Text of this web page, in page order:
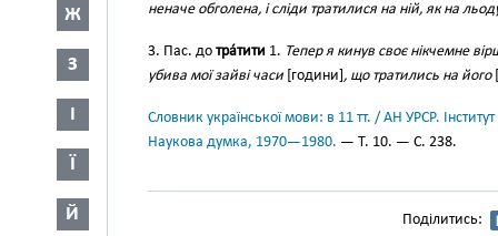
Ж
З
І
Ї
Й
неначе обголена, і сліди тратилися на ній, як на
3. Пас. до тра́тити 1. Тепер я кинув своє нікчемне
убива мої зайві часи [години] , що тратились на його
Словник української мови: в 11 тт. / АН УРСР.
Наукова думка, 1970—1980. — Т. 10. — С. 238.
Поділитись: